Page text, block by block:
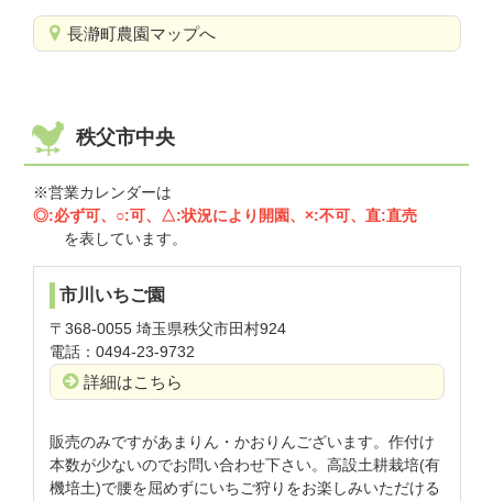
長瀞町農園マップへ
秩父市中央
※営業カレンダーは
◎:必ず可、○:可、△:状況により開園、×:不可、直:直売
を表しています。
市川いちご園
〒368-0055 埼玉県秩父市田村924
電話：0494-23-9732
詳細はこちら
販売のみですがあまりん・かおりんございます。作付け
本数が少ないのでお問い合わせ下さい。高設土耕栽培(有
機培土)で腰を屈めずにいちご狩りをお楽しみいただける